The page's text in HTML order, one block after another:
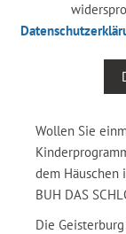
Wollen Sie
dem Häuschen
BUH DAS
Die